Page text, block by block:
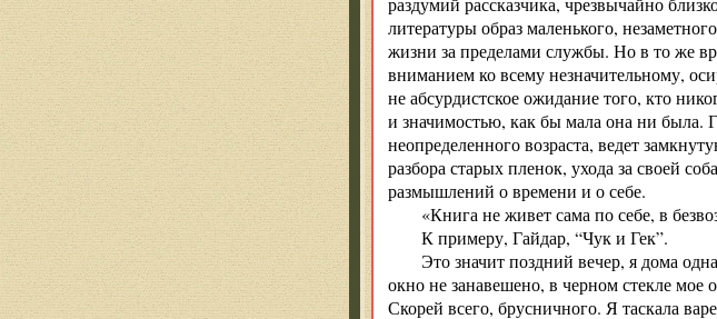
литературы образ маленького,
жизни за пределами службы. Но в то же
вниманием ко всему незначительному,
не абсурдистское ожидание того, кто
и значимостью, как бы мала она ни была.
неопределенного возраста, ведет
разбора старых пленок, ухода за своей
размышлений о времени и о себе.
«Книга не живет сама по себе, в
К примеру, Гайдар, “Чук и Гек”.
Это значит поздний вечер, я дома
окно не занавешено, в черном стекле
Скорей всего, брусничного. Я таскала